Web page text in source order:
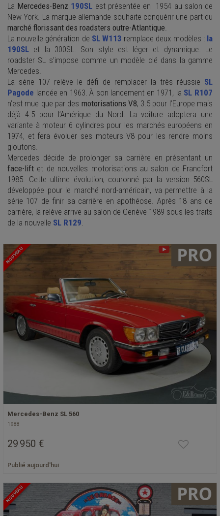
La Mercedes-Benz 190SL est présentée en 1954 au salon de
New York. La marque allemande souhaite conquérir une part du
marché florissant des roadsters outre-Atlantique
La nouvelle génération de SL W113 remplace deux modèles : la
190SL et la 300SL. Son style est léger et dynamique. Le
roadster SL s’impose comme un modèle clé dans la gamme
Mercedes.
La série 107 relève le défi de remplacer la très réussie SL
Pagode lancée en 1963. À son lancement en 1971, la SL R107
n’est mue que par des motorisations V8, 3.5 pour l’Europe mais
déjà 4.5 pour l’Amérique du Nord. La voiture adoptera une
variante à moteur 6 cylindres pour les marchés européens en
1974, et fera évoluer ses moteurs V8 pour les rendre moins
gloutons.
Mercedes décide de prolonger sa carrière en présentant un
face-lift et de nouvelles motorisations au salon de Francfort
1985. Cette ultime évolution, couronné par la version 560SL
développée pour le marché nord-américain, va permettre à la
série 107 de finir sa carrière en apothéose . Après 18 ans de
carrière, la relève arrive au salon de Genève 1989 sous les traits
de la nouvelle SL R129
NOUVEAU
Mercedes-Benz SL 560
1988
29 950 €
Publié aujourd'hui
NOUVEAU